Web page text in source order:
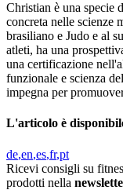
Christian è una specie
concreta nelle scienze
brasiliano e Judo e al
atleti, ha una
una certificazione
funzionale e scienza
impegna per
L'articolo è
de en es fr pt
Ricevi consigli su
prodotti nella